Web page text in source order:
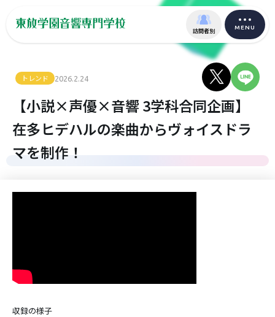
訪問者別 MENU
トレンド 2026.2.24
【小説×声優×音響 3学科合同企画】
在多ヒデハルの楽曲からヴォイスドラ
マを制作！
収録の様子